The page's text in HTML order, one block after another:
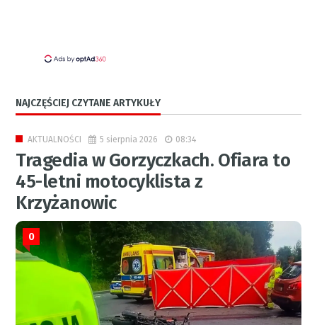
NAJCZĘŚCIEJ CZYTANE ARTYKUŁY
AKTUALNOŚCI 5 sierpnia 2026 08:34
Tragedia w Gorzyczkach. Ofiara to
45-letni motocyklista z
Krzyżanowic
0